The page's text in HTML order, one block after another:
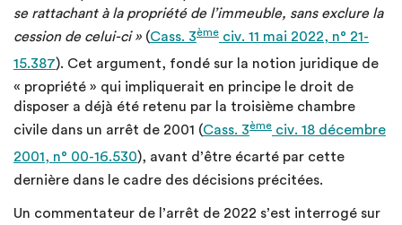
se rattachant à la propriété de l’immeuble, sans exclure la
cession de celui-ci » (Cass. 3ème civ. 11 mai 2022, n° 21-
15.387). Cet argument, fondé sur la notion juridique de
« propriété » qui impliquerait en principe le droit de
disposer a déjà été retenu par la troisième chambre
civile dans un arrêt de 2001 (Cass. 3ème civ. 18 décembre
2001, n° 00-16.530), avant d’être écarté par cette
dernière dans le cadre des décisions précitées.
Un commentateur de l’arrêt de 2022 s’est interrogé sur